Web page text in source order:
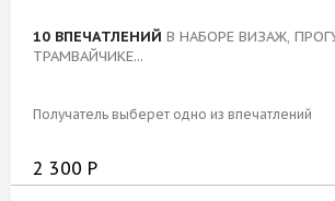
10 ВПЕЧАТЛЕНИЙ В НАБОРЕ ВИЗАЖ,
ТРАМВАЙЧИКЕ...
Получатель выберет одно из впечатлений
2 300 Р